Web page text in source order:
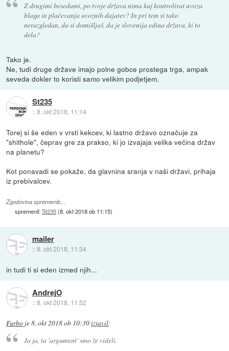
Z drugimi besedami, po tvoje država nima kaj kontrolirat uvoza
blaga in plačevanja uvoznih dajatev? In pri tem si tako
nerazgledan, da si domišljaš, da je slovenija edina država, ki to
dela?
Tako je.
Ne, tudi druge države imajo polne gobce prostega trga, ampak
seveda dokler to koristi samo velikim podjetjem.
St235
::8. okt 2018, 11:14
Torej si še eden v vrsti kekcev, ki lastno državo označuje za
"shithole", čeprav gre za prakso, ki jo izvajaja velika večina držav
na planetu?
Kot ponavadi se pokaže, da glavnina sranja v naši državi, prihaja
iz prebivalcev.
Zgodovina sprememb…
spremenil:St235(8. okt 2018 ob 11:15)
mailer
::8. okt 2018, 11:34
in tudi ti si eden izmed njih...
AndrejO
::8. okt 2018, 11:52
Furbo je8. okt 2018 ob 10:30izjavil:
Ja ja, ta 'argument' smo že videli.